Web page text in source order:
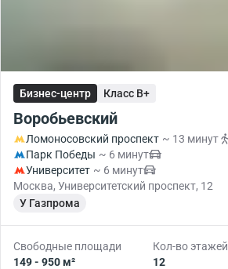
Бизнес-центр Класс B+
Воробьевский
Ломоносовский проспект ~ 13 минут
Парк Победы ~ 6 минут
Университет ~ 6 минут
Москва, Университетский проспект, 12
У Газпрома
Свободные площади
149 - 950 м²
Кол-во этажей
12